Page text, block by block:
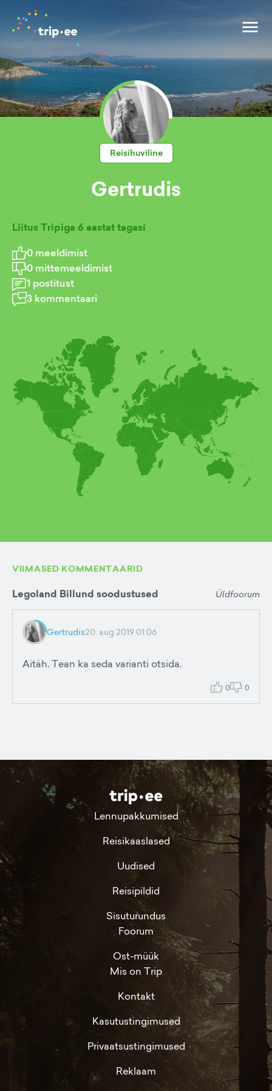
Reisihuviline
Gertrudis
Liitus Tripiga 6 aastat tagasi
0 meeldimist
0 mittemeeldimist
1 postitust
3 kommentaari
VIIMASED KOMMENTAARID
Legoland Billund soodustused Üldfoorum
Gertrudis20. aug 2019 01:06
Aitäh. Tean ka seda varianti otsida.
0 0
Lennupakkumised
Reisikaaslased
Uudised
Reisipildid
Sisuturundus
Foorum
Ost-müük
Mis on Trip
Kontakt
Kasutustingimused
Privaatsustingimused
Reklaam